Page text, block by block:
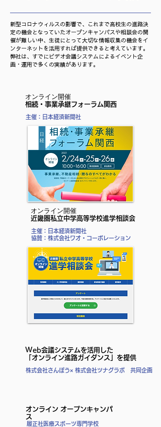
新型コロナウィルスの影響で、これまで高校生の進路決
定の機会となっていたオープンキャンパスや相談会の開
催が難しい中、生徒にとって大切な情報収集の機会をイ
ンターネットを活用すれば提供できると考えています。
弊社は、すでにビデオ会議システムによるイベント企
画・運用で多くの実績があります。
​オンライン開催
​相続・事業承継フォーラム関西
主催：日本経済新聞社
​オンライン開催
​近畿圏私立中学高等学校進学相談会
主催：日本経済新聞社
​協賛：株式会社ワオ・コーポレーション
Web会議システムを活用した
「オンライン進路ガイダンス」を提供
株式会社さんぽう× 株式会社ツナグラボ 共同企画
オンライン オープンキャンパ
ス
履正社医療スポーツ専門学校